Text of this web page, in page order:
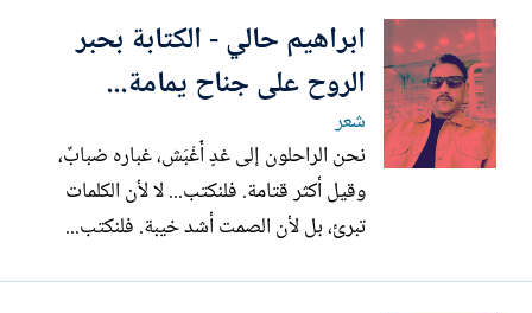
حضنَها الدافئ، وتبعثرني المنافي، وترسم
حلمي أوهامي. تُثقِل كاهلي الأيام، وترميني
إلى حتفي...
ابراهيم حالي - الكتابة بحبر
الروح على جناح يمامة...
شعر
نحن الراحلون إلى غدٍ أَغْبَش، غباره ضبابٌ،
وقيل أكثر قتامة. فلنكتب... لا لأن الكلمات
تبرئ، بل لأن الصمت أشد خيبة. فلنكتب...